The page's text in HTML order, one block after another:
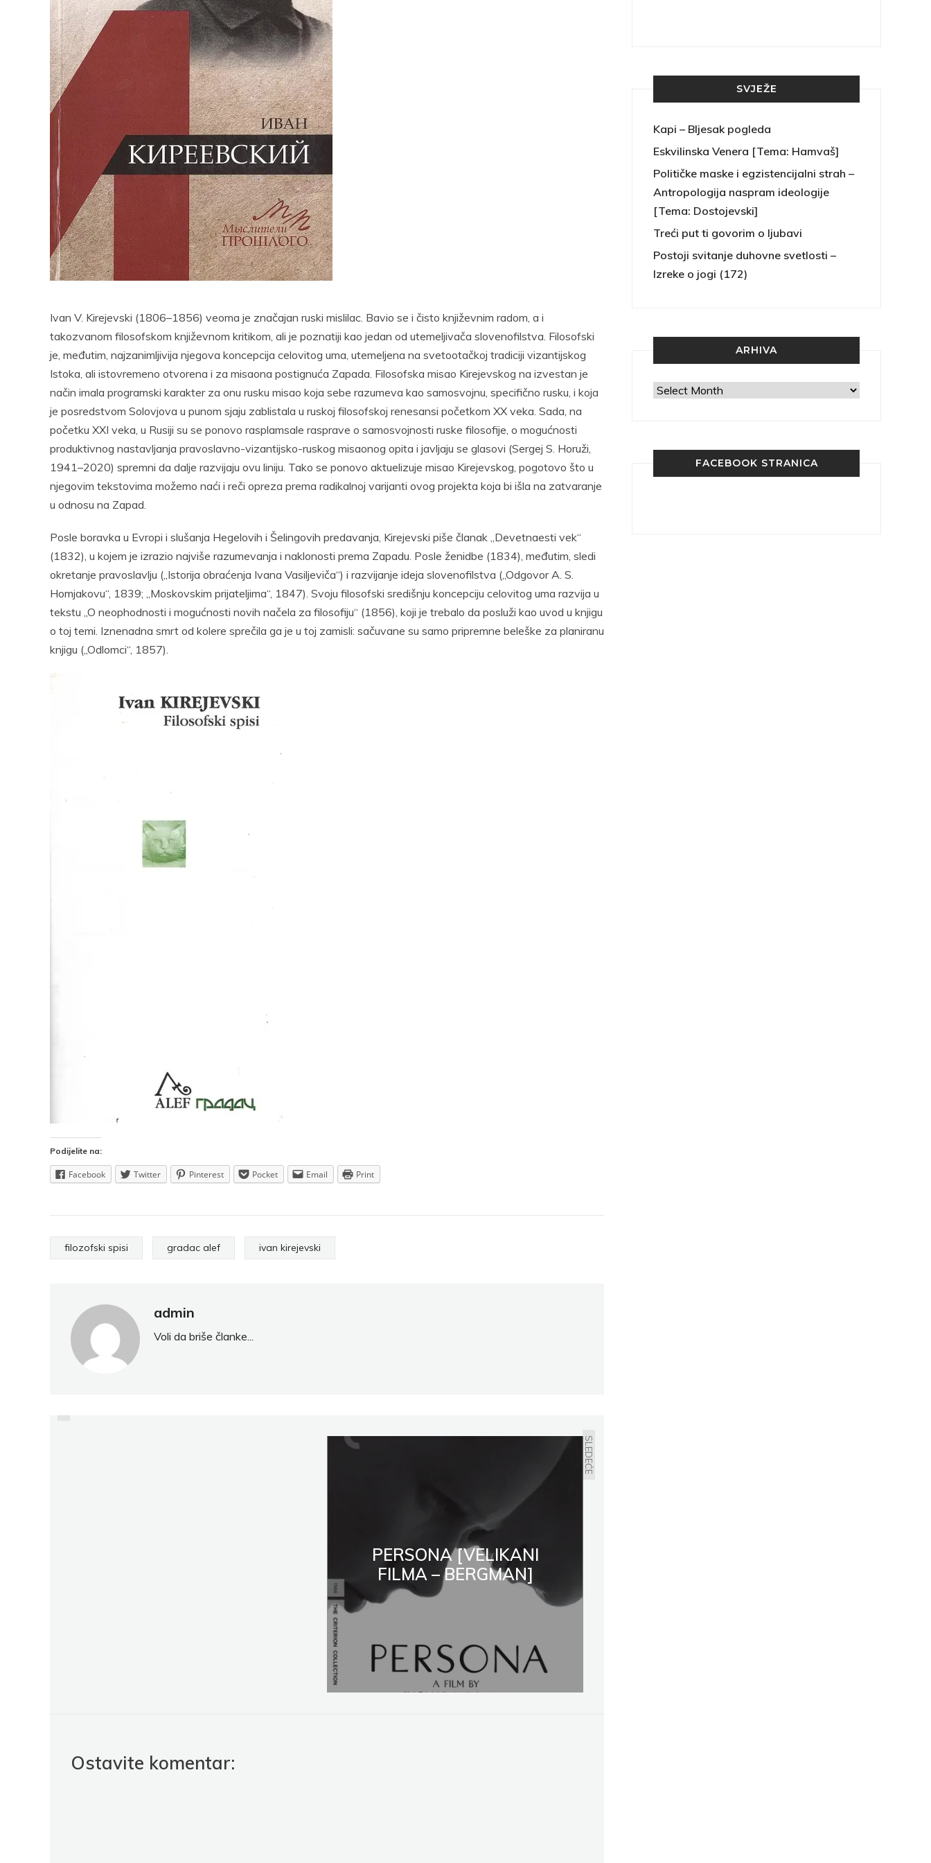
Ivan V. Kirejevski (1806–1856) veoma je značajan ruski mislilac. Bavio se i čisto književnim radom, a i
takozvanom filosofskom književnom kritikom, ali je poznatiji kao jedan od utemeljivača slovenofilstva. Filosofski
je, međutim, najzanimljivija njegova koncepcija celovitog uma, utemeljena na svetootačkoj tradiciji vizantijskog
Istoka, ali istovremeno otvorena i za misaona postignuća Zapada. Filosofska misao Kirejevskog na izvestan je
način imala programski karakter za onu rusku misao koja sebe razumeva kao samosvojnu, specifično rusku, i koja
je posredstvom Solovjova u punom sjaju zablistala u ruskoj filosofskoj renesansi početkom XX veka. Sada, na
početku XXI veka, u Rusiji su se ponovo rasplamsale rasprave o samosvojnosti ruske filosofije, o mogućnosti
produktivnog nastavljanja pravoslavno-vizantijsko-ruskog misaonog opita i javljaju se glasovi (Sergej S. Horuži,
1941–2020) spremni da dalje razvijaju ovu liniju. Tako se ponovo aktuelizuje misao Kirejevskog, pogotovo što u
njegovim tekstovima možemo naći i reči opreza prema radikalnoj varijanti ovog projekta koja bi išla na zatvaranje
u odnosu na Zapad.
Posle boravka u Evropi i slušanja Hegelovih i Šelingovih predavanja, Kirejevski piše članak „Devetnaesti vek“
(1832), u kojem je izrazio najviše razumevanja i naklonosti prema Zapadu. Posle ženidbe (1834), međutim, sledi
okretanje pravoslavlju („Istorija obraćenja Ivana Vasiljeviča“) i razvijanje ideja slovenofilstva („Odgovor A. S.
Homjakovu“, 1839; „Moskovskim prijateljima“, 1847). Svoju filosofski središnju koncepciju celovitog uma razvija u
tekstu „O neophodnosti i mogućnosti novih načela za filosofiju“ (1856), koji je trebalo da posluži kao uvod u knjigu
o toj temi. Iznenadna smrt od kolere sprečila ga je u toj zamisli: sačuvane su samo pripremne beleške za planiranu
knjigu („Odlomci“, 1857).
Podijelite na:
Facebook Twitter Pinterest Pocket Email Print
filozofski spisi gradac alef ivan kirejevski
admin
Voli da briše članke...
SLEDEĆE
PERSONA [VELIKANI
FILMA – BERGMAN]
Ostavite komentar:
Pocket
SVJEŽE
Kapi – Bljesak pogleda
Eskvilinska Venera [Tema: Hamvaš]
Političke maske i egzistencijalni strah –
Antropologija naspram ideologije
[Tema: Dostojevski]
Treći put ti govorim o ljubavi
Postoji svitanje duhovne svetlosti –
Izreke o jogi (172)
ARHIVA
Arhiva
FACEBOOK STRANICA